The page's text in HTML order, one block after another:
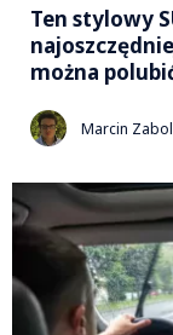
Ten stylowy
można
Marcin